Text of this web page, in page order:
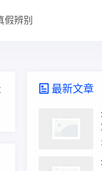
假辨别
最新文章